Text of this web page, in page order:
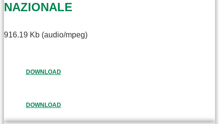
NAZIONALE
916.19 Kb (audio/mpeg)
DOWNLOAD
DOWNLOAD